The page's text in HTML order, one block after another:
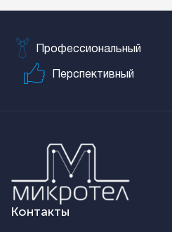
Профессиональный
Перспективный
Контакты